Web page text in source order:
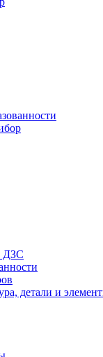
ДЗС
детали и